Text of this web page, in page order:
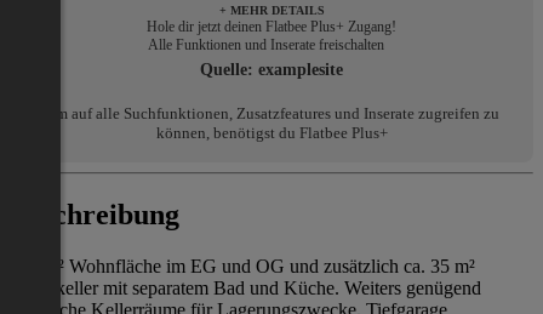
+ MEHR DETAILS
Hole dir jetzt deinen Flatbee Plus+ Zugang!
Alle Funktionen und Inserate freischalten
Quelle: examplesite
Um auf alle Suchfunktionen, Zusatzfeatures und Inserate zugreifen zu
können, benötigst du Flatbee Plus+
Beschreibung
168 m² Wohnfläche im EG und OG und zusätzlich ca. 35 m²
Wohnkeller mit separatem Bad und Küche. Weiters genügend
klassische Kellerräume für Lagerungszwecke. Tiefgarage